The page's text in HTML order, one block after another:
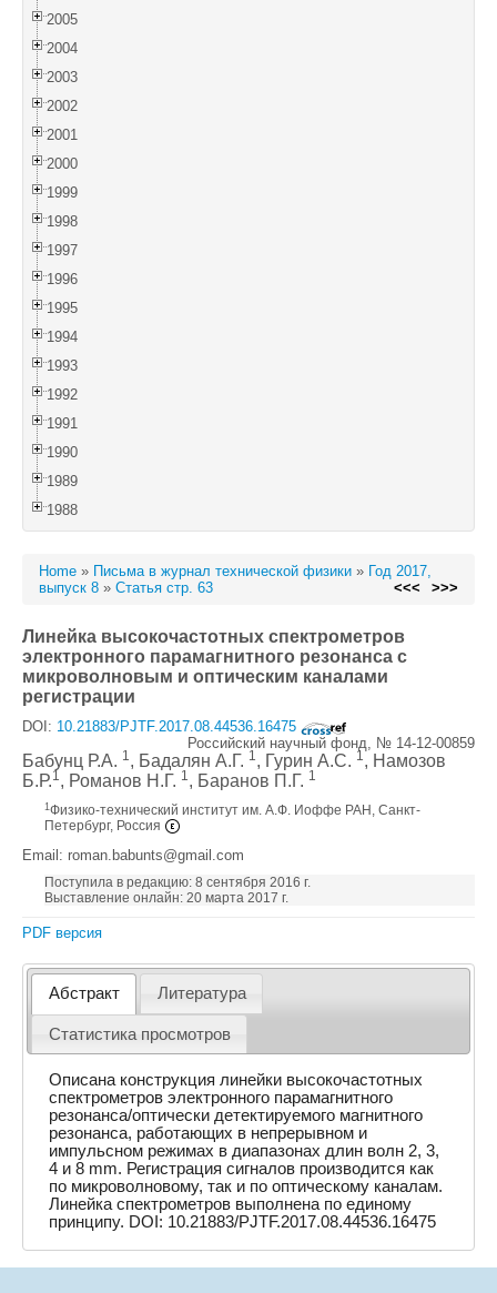
2005
2004
2003
2002
2001
2000
1999
1998
1997
1996
1995
1994
1993
1992
1991
1990
1989
1988
Home » Письма в журнал технической физики » Год 2017,
выпуск 8 » Статья стр. 63 <<< >>>
Линейка высокочастотных спектрометров
электронного парамагнитного резонанса с
микроволновым и оптическим каналами
регистрации
DOI: 10.21883/PJTF.2017.08.44536.16475
Российский научный фонд, № 14-12-00859
Бабунц Р.А. 1, Бадалян А.Г. 1, Гурин А.С. 1, Намозов
Б.Р.1, Романов Н.Г. 1, Баранов П.Г. 1
1 Физико-технический институт им. А.Ф. Иоффе РАН, Санкт-
Петербург, Россия
Email: roman.babunts@gmail.com
Поступила в редакцию: 8 сентября 2016 г.
Выставление онлайн: 20 марта 2017 г.
PDF версия
Абстракт Литература
Статистика просмотров
Описана конструкция линейки высокочастотных
спектрометров электронного парамагнитного
резонанса/оптически детектируемого магнитного
резонанса, работающих в непрерывном и
импульсном режимах в диапазонах длин волн 2, 3,
4 и 8 mm. Регистрация сигналов производится как
по микроволновому, так и по оптическому каналам.
Линейка спектрометров выполнена по единому
принципу. DOI: 10.21883/PJTF.2017.08.44536.16475